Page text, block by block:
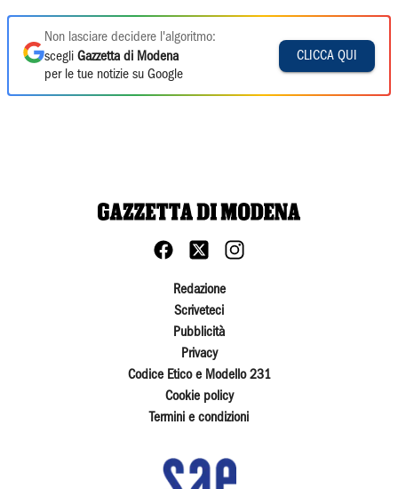
Non lasciare decidere l'algoritmo:
scegli Gazzetta di Modena
per le tue notizie su Google
CLICCA QUI
Redazione
Scriveteci
Pubblicità
Privacy
Codice Etico e Modello 231
Cookie policy
Termini e condizioni